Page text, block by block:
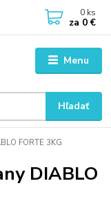
Menu
Hľadať
0 ks
za 0 €
FORTE 3KG
DIABLO